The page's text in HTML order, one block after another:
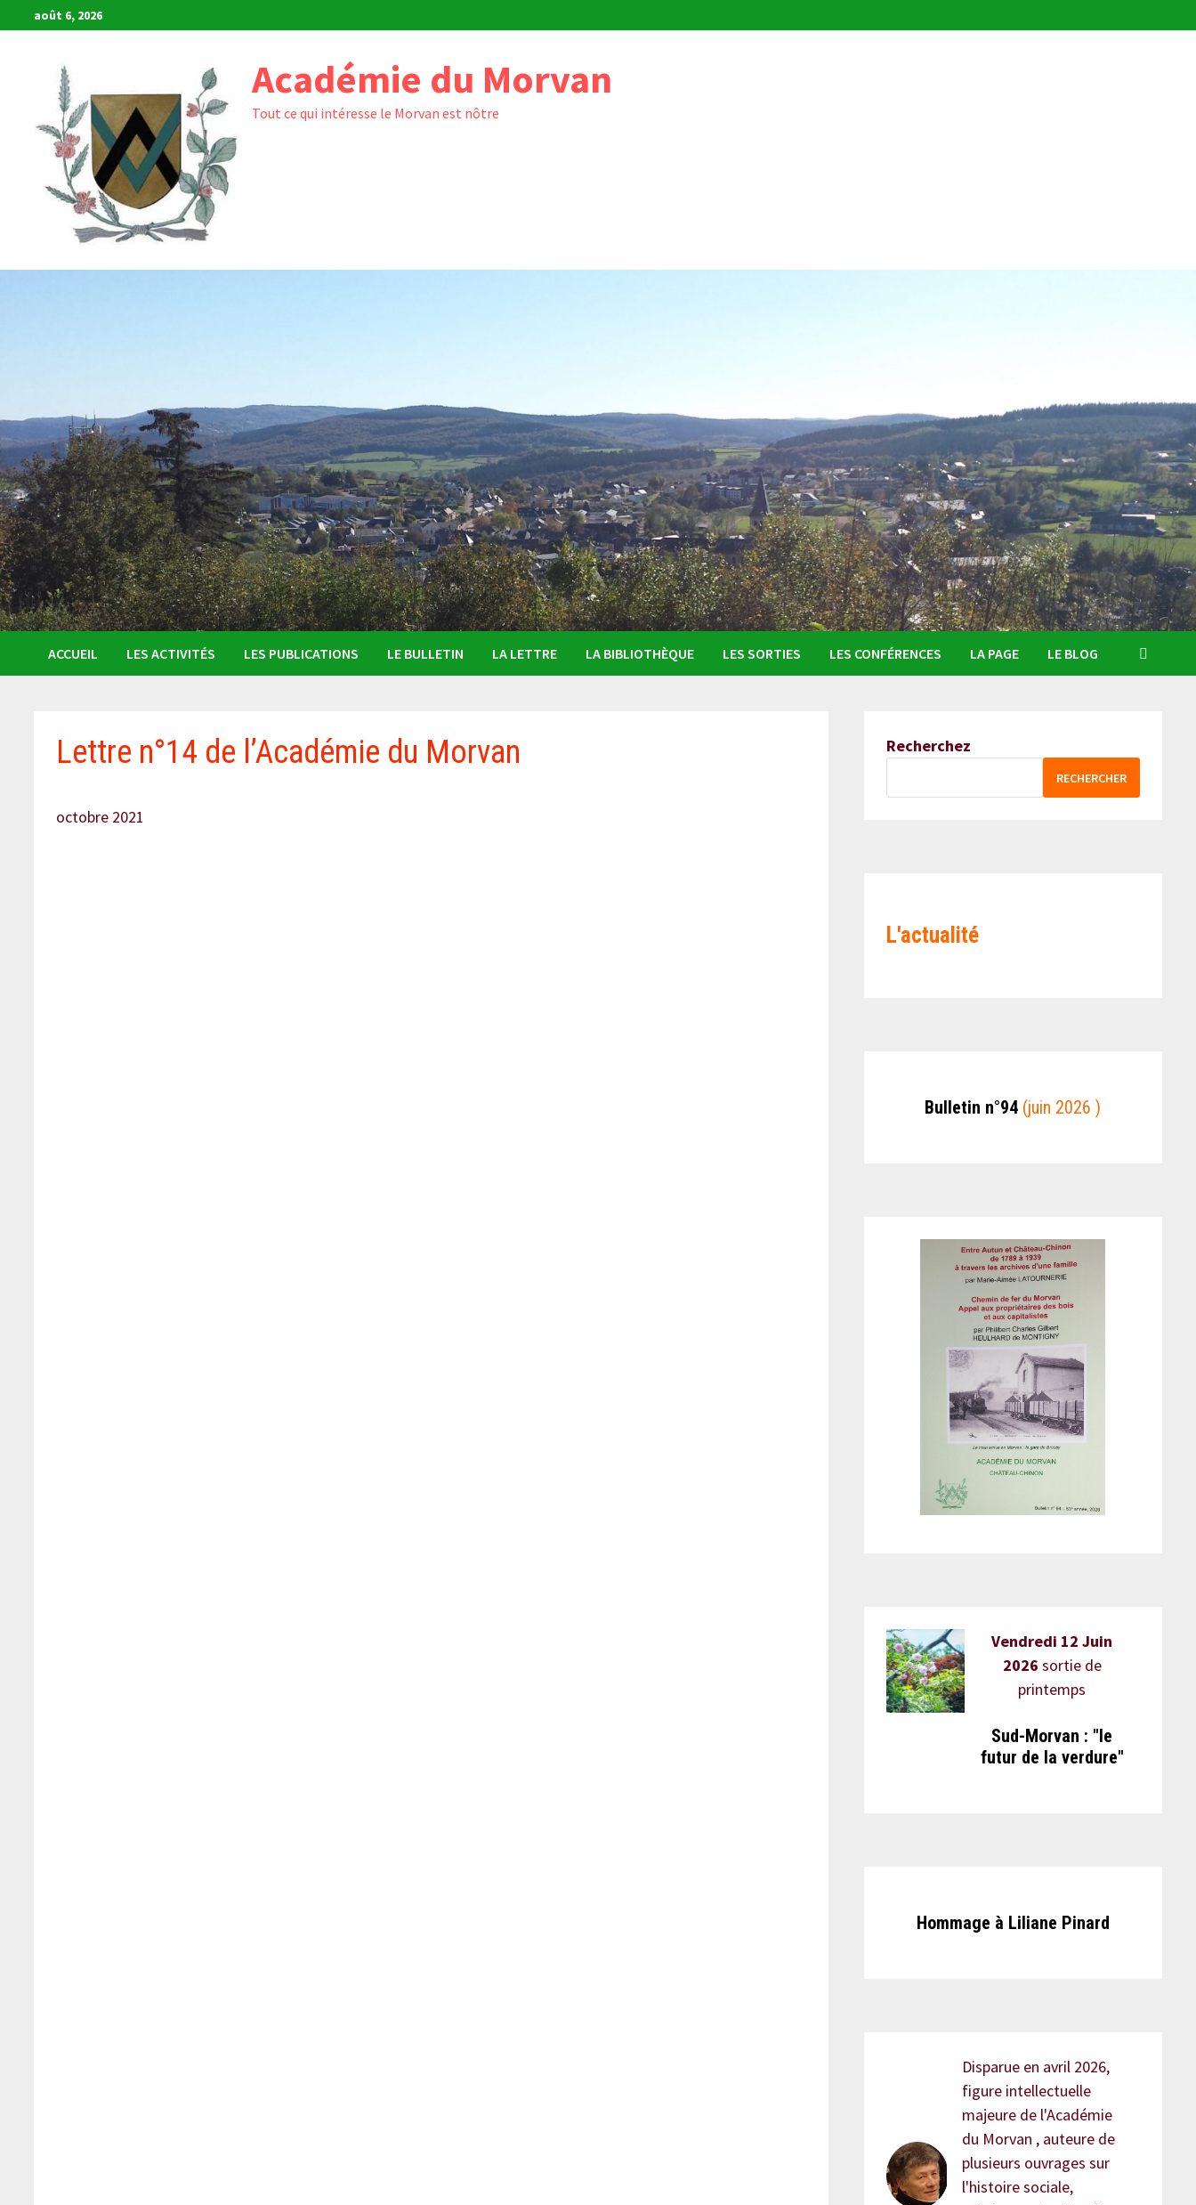
Passer
au
août 6, 2026
Académie du Morvan
Tout ce qui intéresse le Morvan est nôtre
ACCUEIL LES ACTIVITÉS LES PUBLICATIONS LE BULLETIN LA LETTRE LA BIBLIOTHÈQUE LES SORTIES LES CONFÉRENCES LA PAGE LE BLOG
Lettre n°14 de l’Académie du Morvan
octobre 2021
Recherchez
RECHERCHER
L'actualité
Bulletin n°94 (juin 2026 )
Vendredi 12 Juin
2026 sortie de
printemps
Sud-Morvan : "le
futur de la verdure"
Hommage à Liliane Pinard
Disparue en avril 2026,
figure intellectuelle
majeure de l'Académie
du Morvan , auteure de
plusieurs ouvrages sur
l'histoire sociale,